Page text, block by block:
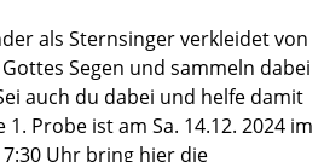
als Sternsinger verkleidet von
Segen und sammeln dabei
auch du dabei und helfe damit
Probe ist am Sa. 14.12. 2024 im
Uhr bring hier die